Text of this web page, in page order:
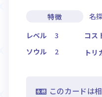
特徴
名
レベル
3 コス
ソウル
2 トリ
このカードは